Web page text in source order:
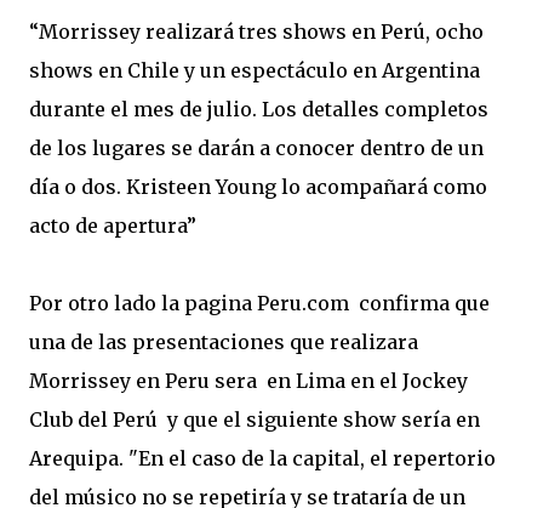
“Morrissey realizará tres shows en Perú, ocho
shows en Chile y un espectáculo en Argentina
durante el mes de julio. Los detalles completos
de los lugares se darán a conocer dentro de un
día o dos. Kristeen Young lo acompañará como
acto de apertura”
Por otro lado la pagina Peru.com confirma que
una de las presentaciones que realizara
Morrissey en Peru sera en Lima en el Jockey
Club del Perú y que el siguiente show sería en
Arequipa. "En el caso de la capital, el repertorio
del músico no se repetiría y se trataría de un